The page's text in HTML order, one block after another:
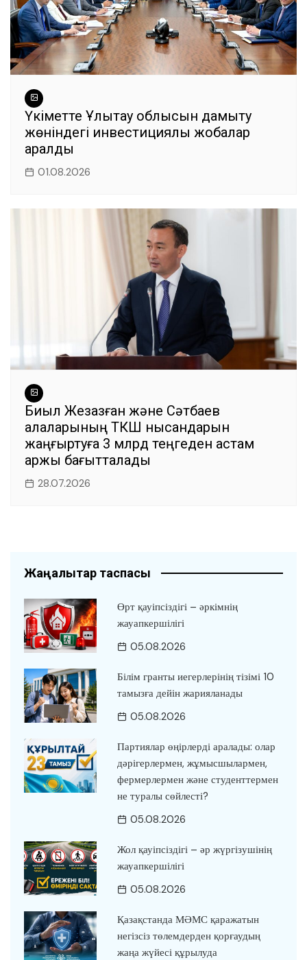
Үкіметте Ұлытау облысын дамыту
жөніндегі инвестициялық жобалар
қаралды
01.08.2026
Биыл Жезқазған және Сәтбаев
қалаларының ТКШ нысандарын
жаңғыртуға 3 млрд теңгеден астам
қаржы бағытталады
28.07.2026
Жаңалықтар таспасы
Өрт қауіпсіздігі – әркімнің
жауапкершілігі
05.08.2026
Білім гранты иегерлерінің тізімі 10
тамызға дейін жарияланады
05.08.2026
Партиялар өңірлерді аралады: олар
дәрігерлермен, жұмысшылармен,
фермерлермен және студенттермен
не туралы сөйлесті?
05.08.2026
Жол қауіпсіздігі – әр жүргізушінің
жауапкершілігі
05.08.2026
Қазақстанда МӘМС қаражатын
негізсіз төлемдерден қорғаудың
жаңа жүйесі құрылуда